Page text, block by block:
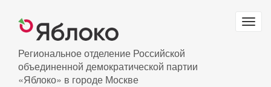
основному
Региональное отделение Российской
объединенной демократической партии
«Яблоко» в городе Москве